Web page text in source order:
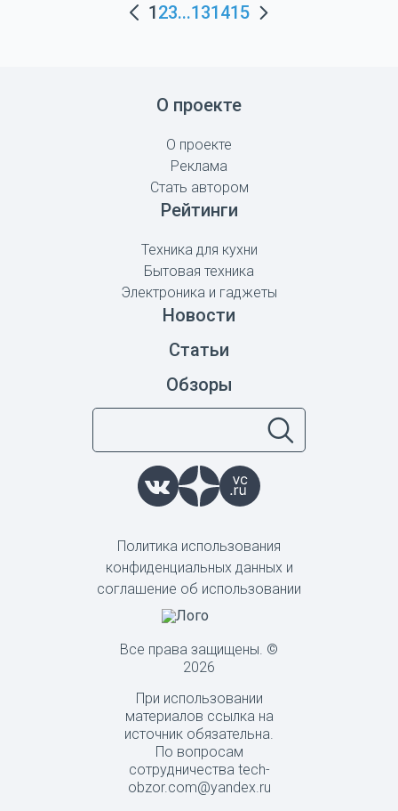
123...131415
Все права защищены. ©
2026
При использовании
материалов ссылка на
источник обязательна.
По вопросам
сотрудничества tech-
obzor.com@yandex.ru
О проекте
О проекте
Реклама
Стать автором
Рейтинги
Техника для кухни
Бытовая техника
Электроника и гаджеты
Новости
Статьи
Обзоры
Политика использования
конфиденциальных данных и
соглашение об использовании